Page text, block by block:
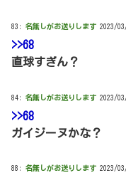
83: 名無しがお送りします 2023/
>>68
直球すぎん？
84: 名無しがお送りします 2023/
>>68
ガイジーヌかな？
88: 名無しがお送りします 2023/